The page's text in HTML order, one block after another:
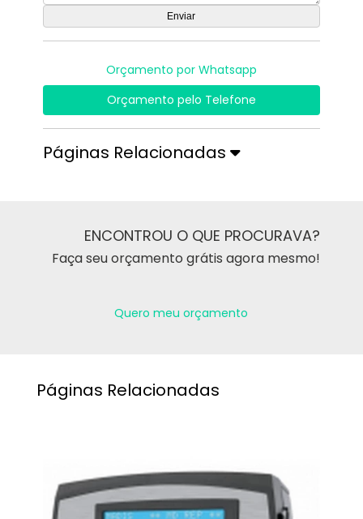
Orçamento por Whatsapp
Orçamento pelo Telefone
Páginas Relacionadas
ENCONTROU O QUE PROCURAVA?
Faça seu orçamento grátis agora mesmo!
Quero meu orçamento
Páginas Relacionadas